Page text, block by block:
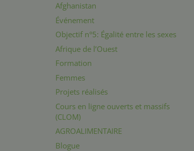
Afghanistan
Événement
Objectif n°5: Égalité entre les sexes
Afrique de l’Ouest
Formation
Femmes
Projets réalisés
Cours en ligne ouverts et massifs
(CLOM)
AGROALIMENTAIRE
Blogue